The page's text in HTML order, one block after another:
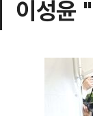
이성윤